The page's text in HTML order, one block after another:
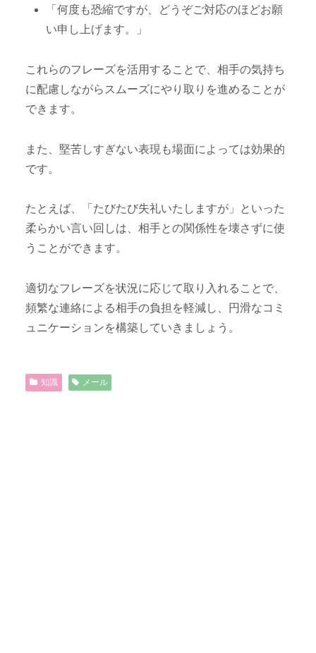
「何度も恐縮ですが、どうぞご対応のほどお願
い申し上げます。」
これらのフレーズを活用することで、相手の気持ち
に配慮しながらスムーズにやり取りを進めることが
できます。
また、堅苦しすぎない表現も場面によっては効果的
です。
たとえば、「たびたび失礼いたしますが」といった
柔らかい言い回しは、相手との関係性を壊さずに使
うことができます。
適切なフレーズを状況に応じて取り入れることで、
頻繁な連絡による相手の負担を軽減し、円滑なコミ
ュニケーションを構築していきましょう。
知識 メール